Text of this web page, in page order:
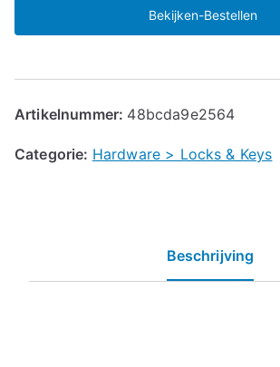
Bekijken-Bestellen
Artikelnummer: 48bcda9e2564
Categorie: Hardware > Locks & Keys
Beschrijving